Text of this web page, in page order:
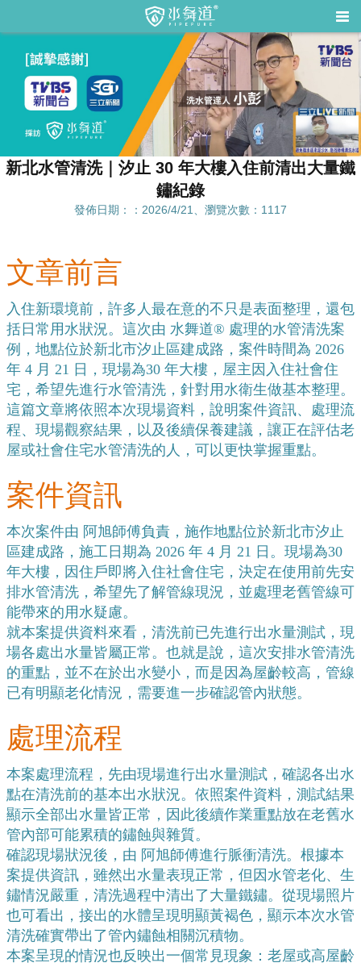
新北水管清洗｜汐止 30 年大樓入住前清出大量鐵
鏽紀錄
發佈日期：：2026/4/21、瀏覽次數：1117
文章前言
入住新環境前，許多人最在意的不只是表面整理，還包
括日常用水狀況。這次由 水舞道® 處理的水管清洗案
例，地點位於新北市汐止區建成路，案件時間為 2026
年 4 月 21 日，現場為30 年大樓，屋主因入住社會住
宅，希望先進行水管清洗，針對用水衛生做基本整理。
這篇文章將依照本次現場資料，說明案件資訊、處理流
程、現場觀察結果，以及後續保養建議，讓正在評估老
屋或社會住宅水管清洗的人，可以更快掌握重點。
案件資訊
本次案件由 阿旭師傅負責，施作地點位於新北市汐止
區建成路，施工日期為 2026 年 4 月 21 日。現場為30
年大樓，因住戶即將入住社會住宅，決定在使用前先安
排水管清洗，希望先了解管線現況，並處理老舊管線可
能帶來的用水疑慮。
就本案提供資料來看，清洗前已先進行出水量測試，現
場各處出水量皆屬正常。也就是說，這次安排水管清洗
的重點，並不在於出水變小，而是因為屋齡較高，管線
已有明顯老化情況，需要進一步確認管內狀態。
處理流程
本案處理流程，先由現場進行出水量測試，確認各出水
點在清洗前的基本出水狀況。依照案件資料，測試結果
顯示全部出水量皆正常，因此後續作業重點放在老舊水
管內部可能累積的鏽蝕與雜質。
確認現場狀況後，由 阿旭師傅進行脈衝清洗。根據本
案提供資訊，雖然出水量表現正常，但因水管老化、生
鏽情況嚴重，清洗過程中清出了大量鐵鏽。從現場照片
也可看出，接出的水體呈現明顯黃褐色，顯示本次水管
清洗確實帶出了管內鏽蝕相關沉積物。
本案呈現的情況也反映出一個常見現象：老屋或高屋齡